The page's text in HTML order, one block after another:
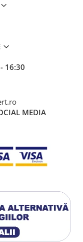
16:30
MEDIA